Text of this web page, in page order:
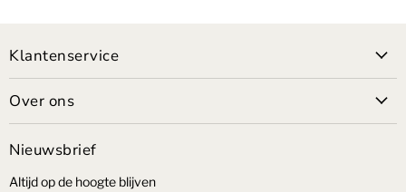
Klantenservice
Over ons
Nieuwsbrief
Altijd op de hoogte blijven